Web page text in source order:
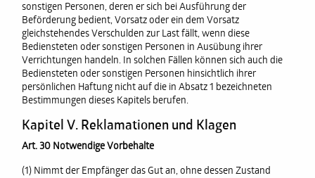
sonstigen Personen, deren er sich bei Ausführung der
Beförderung bedient, Vorsatz oder ein dem Vorsatz
gleichstehendes Verschulden zur Last fällt, wenn diese
Bediensteten oder sonstigen Personen in Ausübung ihrer
Verrichtungen handeln. In solchen Fällen können sich auch die
Bediensteten oder sonstigen Personen hinsichtlich ihrer
persönlichen Haftung nicht auf die in Absatz 1 bezeichneten
Bestimmungen dieses Kapitels berufen.
Kapitel V. Reklamationen und Klagen
Art. 30 Notwendige Vorbehalte
(1) Nimmt der Empfänger das Gut an, ohne dessen Zustand